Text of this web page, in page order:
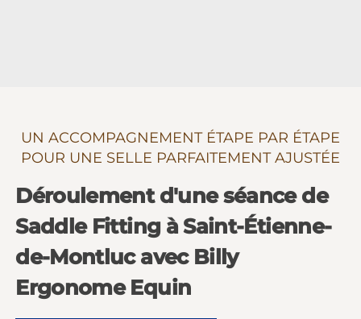
UN ACCOMPAGNEMENT ÉTAPE PAR ÉTAPE
POUR UNE SELLE PARFAITEMENT AJUSTÉE
Déroulement d'une séance de
Saddle Fitting à Saint-Étienne-
de-Montluc avec Billy
Ergonome Equin